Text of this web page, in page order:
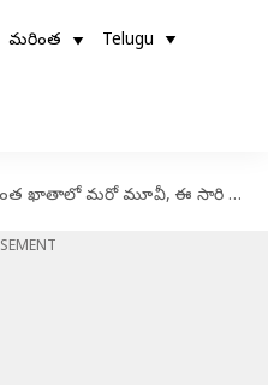
మరింత Telugu
మరో మూవీ, ఈ సారి దళపతి విజయ్ సరసన?